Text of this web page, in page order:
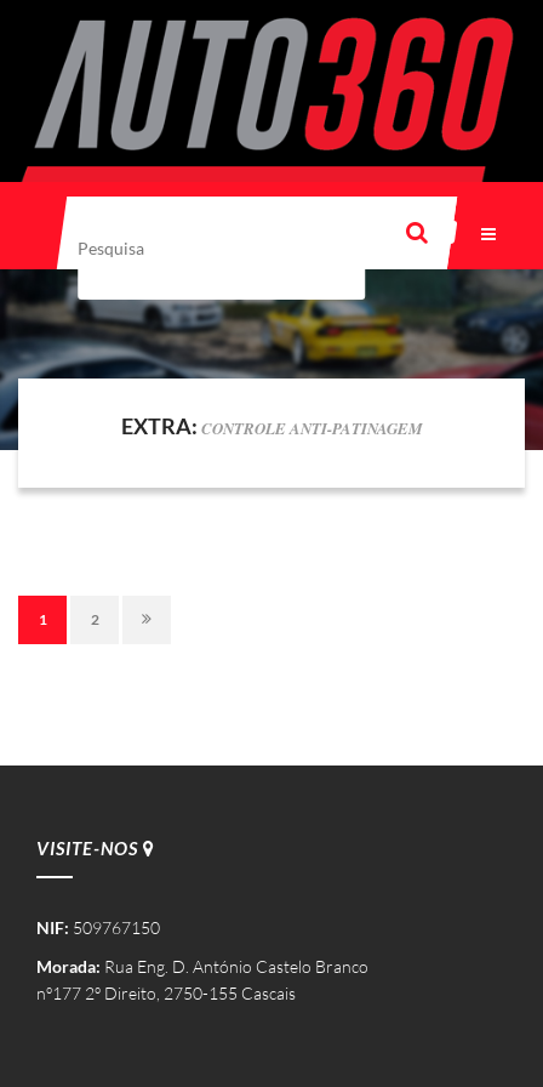
EXTRA: CONTROLE ANTI-PATINAGEM
1 2
VISITE-NOS
NIF: 509767150
Morada: Rua Eng. D. António Castelo Branco
nº177 2º Direito, 2750-155 Cascais